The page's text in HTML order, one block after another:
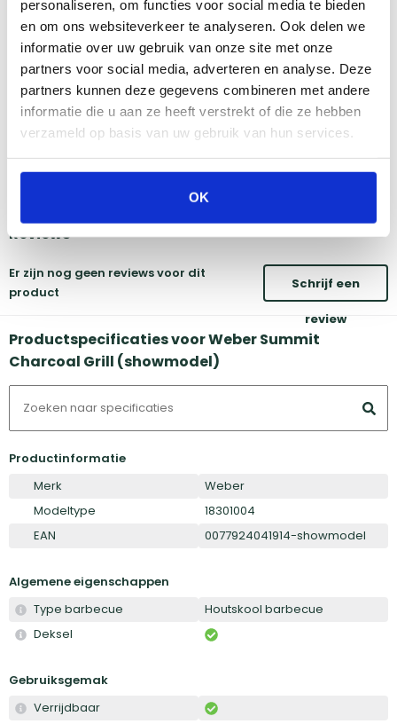
personaliseren, om functies voor social media te bieden
en om ons websiteverkeer te analyseren. Ook delen we
informatie over uw gebruik van onze site met onze
partners voor social media, adverteren en analyse. Deze
partners kunnen deze gegevens combineren met andere
informatie die u aan ze heeft verstrekt of die ze hebben
verzameld op basis van uw gebruik van hun services.
OK
Amsterdam
Breda
Den Bosch
Doetinchem
Duiven
Eindhoven
Groningen
Naarden
Utrecht
Reviews
Er zijn nog geen reviews voor dit
product
Schrijf een
review
Productspecificaties voor Weber Summit
Charcoal Grill (showmodel)
Productinformatie
Merk
Weber
Modeltype
18301004
EAN
0077924041914-showmodel
Algemene eigenschappen
Type barbecue
Houtskool barbecue
Deksel
Gebruiksgemak
Verrijdbaar